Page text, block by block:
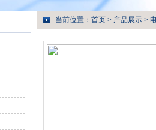
当前位置： 首页 > 产品展示 >